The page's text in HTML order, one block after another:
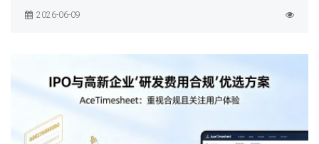
2026-06-09